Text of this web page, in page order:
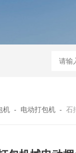
自动
机 - 电动打包机 -石